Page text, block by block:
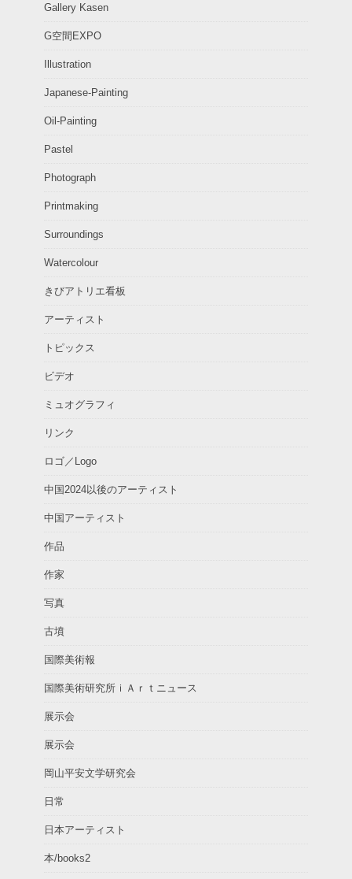
Gallery Kasen
G空間EXPO
Illustration
Japanese-Painting
Oil-Painting
Pastel
Photograph
Printmaking
Surroundings
Watercolour
きびアトリエ看板
アーティスト
トピックス
ビデオ
ミュオグラフィ
リンク
ロゴ／Logo
中国2024以後のアーティスト
中国アーティスト
作品
作家
写真
古墳
国際美術報
国際美術研究所ｉＡｒｔニュース
展示会
展示会
岡山平安文学研究会
日常
日本アーティスト
本/books2